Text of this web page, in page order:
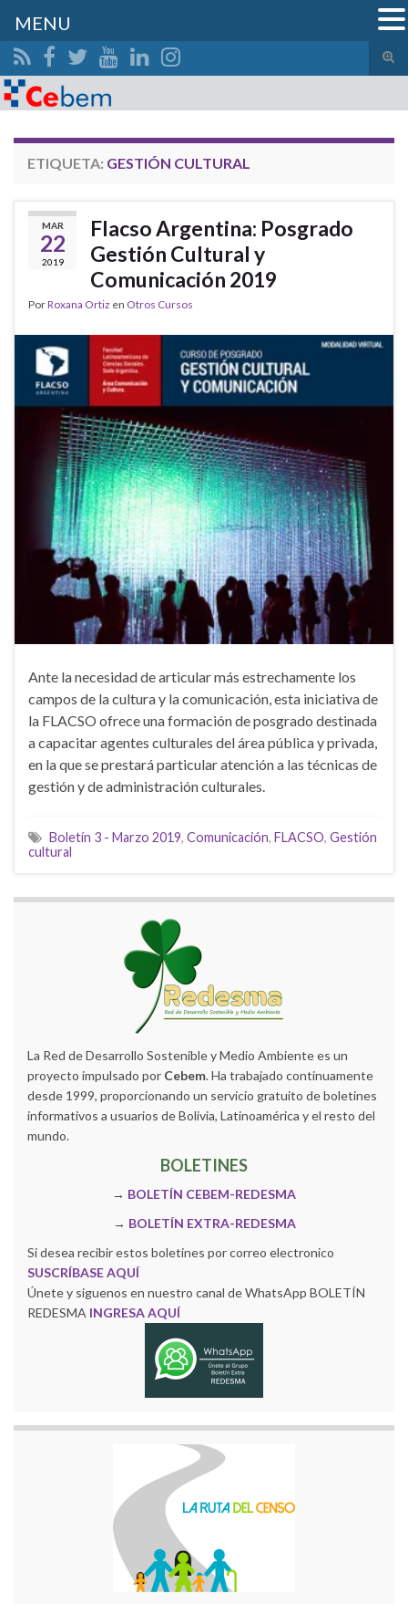
el
Search for:
ETIQUETA: GESTIÓN CULTURAL
MAR
22
2019
Flacso Argentina: Posgrado
Gestión Cultural y
Comunicación 2019
PorRoxana Ortiz en Otros Cursos
Ante la necesidad de articular más estrechamente los
campos de la cultura y la comunicación, esta iniciativa de
la FLACSO ofrece una formación de posgrado destinada
a capacitar agentes culturales del área pública y privada,
en la que se prestará particular atención a las técnicas de
gestión y de administración culturales.
Boletín 3 - Marzo 2019, Comunicación, FLACSO, Gestión
cultural
La Red de Desarrollo Sostenible y Medio Ambiente es un
proyecto impulsado por Cebem. Ha trabajado continuamente
desde 1999, proporcionando un servicio gratuito de boletines
informativos a usuarios de Bolivia, Latinoamérica y el resto del
mundo.
BOLETINES
→ BOLETÍN CEBEM-REDESMA
→ BOLETÍN EXTRA-REDESMA
Si desea recibir estos boletines por correo electronico
SUSCRÍBASE AQUÍ
Únete y siguenos en nuestro canal de WhatsApp BOLETÍN
REDESMA INGRESA AQUÍ
MENU